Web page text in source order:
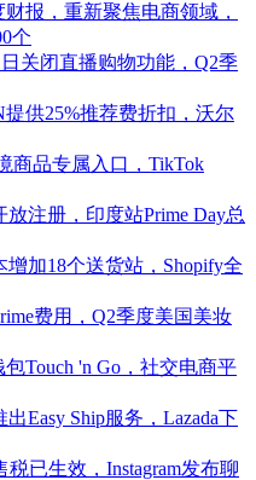
财报，重新聚焦电商领域，
个
关闭直播购物功能，Q2季
供25%推荐费折扣，沃尔
商品专属入口，TikTok
注册，印度站Prime Day总
加18个送货站，Shopify全
费用，Q2季度美国美妆
Touch 'n Go，社交电商平
Easy Ship服务，Lazada下
已生效，Instagram发布聊